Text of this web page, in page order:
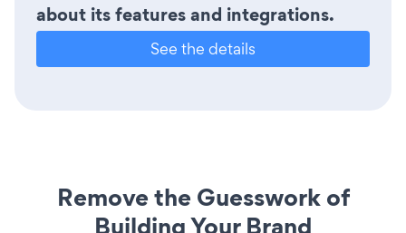
about its features and integrations.
See the details
Remove the Guesswork of
Building Your Brand